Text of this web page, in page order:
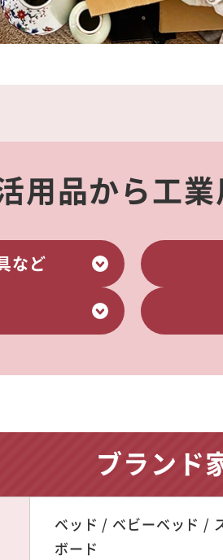
用品から工
など
ブランド
ベッド / ベビーベッド /
ボード